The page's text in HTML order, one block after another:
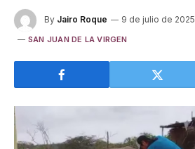
By Jairo Roque 9 de julio de 2025
SAN JUAN DE LA VIRGEN